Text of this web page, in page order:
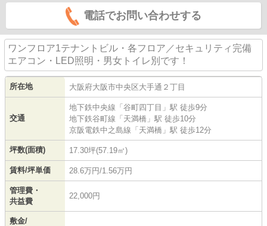
電話でお問い合わせする
ワンフロア1テナントビル・各フロア／セキュリティ完備
エアコン・LED照明・男女トイレ別です！
所在地 大阪府大阪市中央区大手通 ２丁目
交通
地下鉄中央線 「谷町四丁目 」駅 徒歩9分
地下鉄谷町線 「天満橋 」駅 徒歩10分
京阪電鉄中之島線 「天満橋 」駅 徒歩12分
坪数(面積) 17.30坪(57.19㎡)
賃料/坪単価 28.6万円/1.56万円
管理費・
共益費
22,000円
敷金/